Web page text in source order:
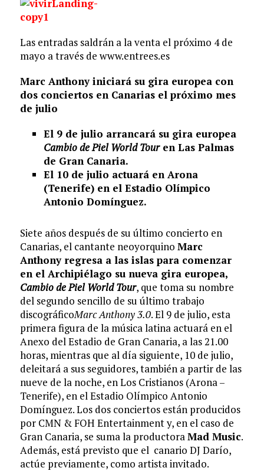
Las entradas saldrán a la venta el próximo 4 de
mayo a través de www.entrees.es
Marc Anthony iniciará su gira europea con
dos conciertos en Canarias el próximo mes
de julio
El 9 de julio arrancará su gira europea
Cambio de Piel World Touren Las Palmas
de Gran Canaria.
El 10 de julio actuará en Arona
(Tenerife) en el Estadio Olímpico
Antonio Domínguez.
Siete años después de su último concierto en
Canarias, el cantante neoyorquino Marc
Anthony regresa a las islas para comenzar
en el Archipiélago su nueva gira europea,
Cambio de Piel World Tour, que toma su nombre
del segundo sencillo de su último trabajo
discográficoMarc Anthony 3.0. El 9 de julio, esta
primera figura de la música latina actuará en el
Anexo del Estadio de Gran Canaria, a las 21.00
horas, mientras que al día siguiente, 10 de julio,
deleitará a sus seguidores, también a partir de las
nueve de la noche, en Los Cristianos (Arona –
Tenerife), en el Estadio Olímpico Antonio
Domínguez. Los dos conciertos están producidos
por CMN & FOH Entertainment y, en el caso de
Gran Canaria, se suma la productoraMad Music.
Además, está previsto que el canario DJ Darío,
actúe previamente, como artista invitado.